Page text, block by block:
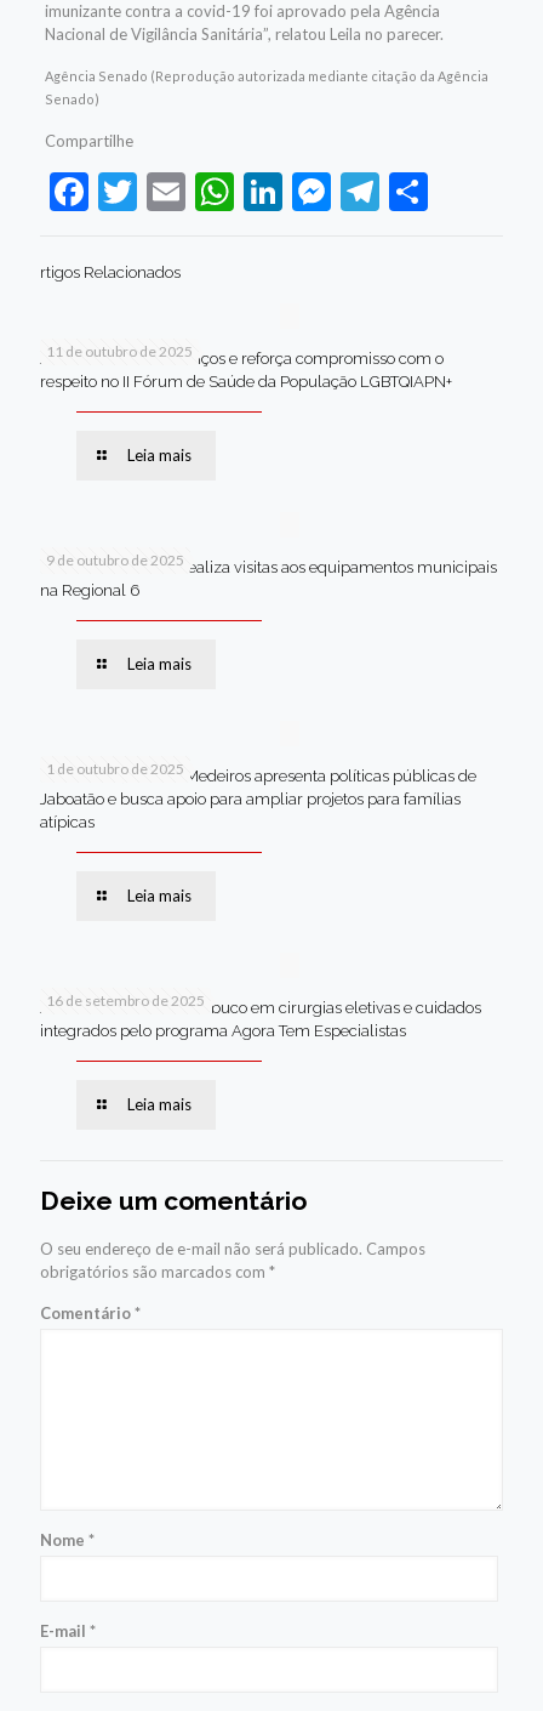
imunizante contra a covid-19 foi aprovado pela Agência
Nacional de Vigilância Sanitária”, relatou Leila no parecer.
Agência Senado (Reprodução autorizada mediante citação da Agência
Senado)
Compartilhe
Facebook
Twitter
EmailWhatsApp
LinkedIn
Messenger
Telegram
Share
rtigos Relacionados
11 de outubro de 2025
Jaboatão celebra avanços e reforça compromisso com o
respeito no II Fórum de Saúde da População LGBTQIAPN+
Leia mais
9 de outubro de 2025
Van dos secretários realiza visitas aos equipamentos municipais
na Regional 6
Leia mais
1 de outubro de 2025
Em Brasília, Andréa Medeiros apresenta políticas públicas de
Jaboatão e busca apoio para ampliar projetos para famílias
atípicas
Leia mais
16 de setembro de 2025
Jaboatão lidera Pernambuco em cirurgias eletivas e cuidados
integrados pelo programa Agora Tem Especialistas
Leia mais
Deixe um comentário
O seu endereço de e-mail não será publicado. Campos
obrigatórios são marcados com *
Comentário*
Nome *
E-mail *